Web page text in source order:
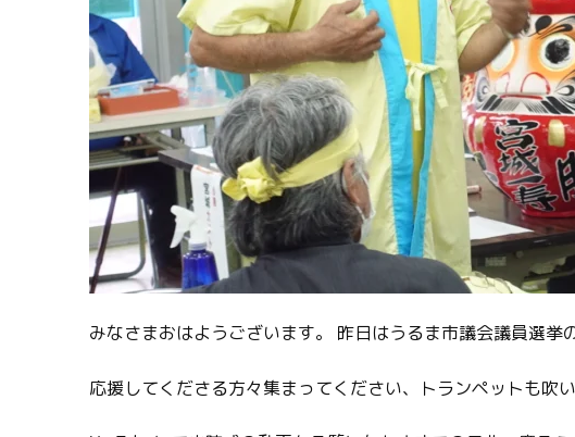
みなさまおはようございます。 昨日はうるま市議会議員選挙
応援してくださる方々集まってください、トランペットも吹